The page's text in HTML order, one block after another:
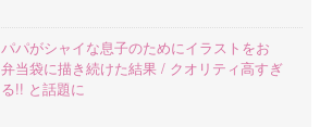
パパがシャイな息子のためにイラストをお
弁当袋に描き続けた結果 / クオリティ高すぎ
る!! と話題に